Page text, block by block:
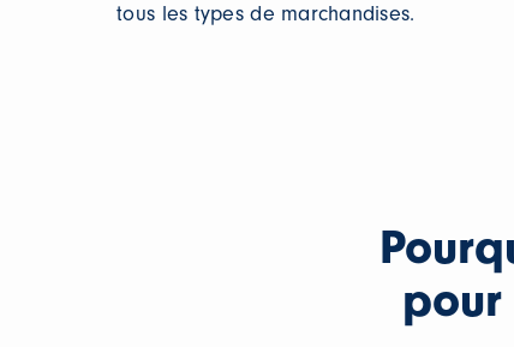
tous les types de marchandises.